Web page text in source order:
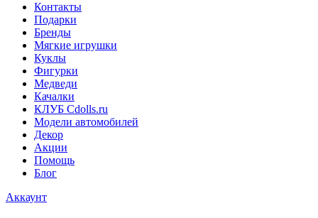
Контакты
Подарки
Бренды
Мягкие игрушки
Куклы
Фигурки
Медведи
Качалки
КЛУБ Cdolls.ru
Модели автомобилей
Декор
Акции
Помощь
Блог
Аккаунт